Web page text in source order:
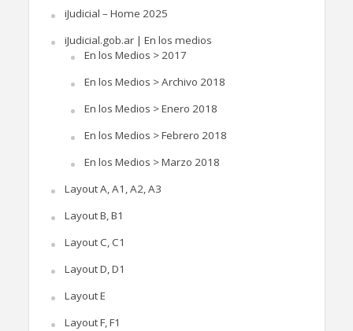
iJudicial – Home 2025
iJudicial.gob.ar | En los medios
En los Medios > 2017
En los Medios > Archivo 2018
En los Medios > Enero 2018
En los Medios > Febrero 2018
En los Medios > Marzo 2018
Layout A, A1, A2, A3
Layout B, B1
Layout C, C1
Layout D, D1
Layout E
Layout F, F1